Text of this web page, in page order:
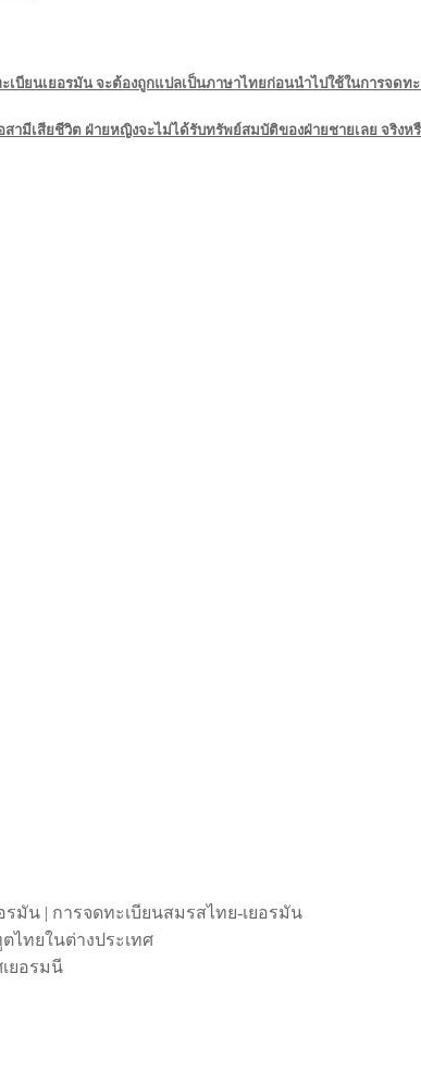
เบียนเยอรมัน จะต้องถูกแปลเป็นภาษาไทยก่อนนำไปใช้ในการจดท
ามีเสียชีวิต ฝ่ายหญิงจะไม่ได้รับทรัพย์สมบัติของฝ่ายชายเลย จริงห
มัน | การจดทะเบียนสมรสไทย-เยอรมัน
ไทยในต่างประเทศ
ยอรมนี